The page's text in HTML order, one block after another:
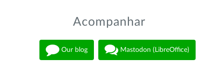
Acompanhar
Our blog Mastodon (LibreOffice)